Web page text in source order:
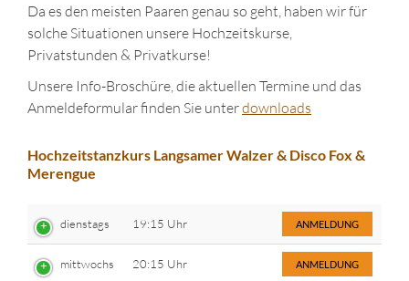
Da es den meisten Paaren genau so geht, haben wir für
solche Situationen unsere Hochzeitskurse,
Privatstunden & Privatkurse!
Unsere Info-Broschüre, die aktuellen Termine und das
Anmeldeformular finden Sie unterdownloads
Hochzeitstanzkurs Langsamer Walzer & Disco Fox &
Merengue
dienstags 19:15 Uhr ANMELDUNG
mittwochs 20:15 Uhr ANMELDUNG